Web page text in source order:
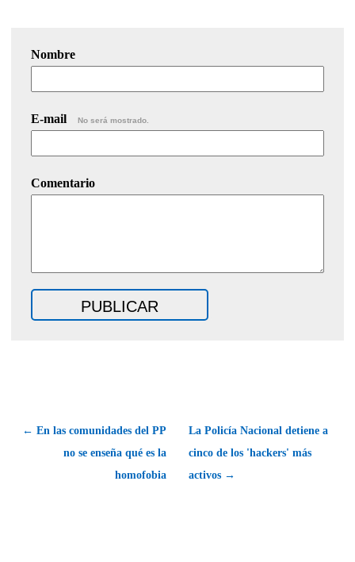
Nombre
E-mail No será mostrado.
Comentario
← En las comunidades del PP
no se enseña qué es la
homofobia
La Policía Nacional detiene a
cinco de los 'hackers' más
activos →